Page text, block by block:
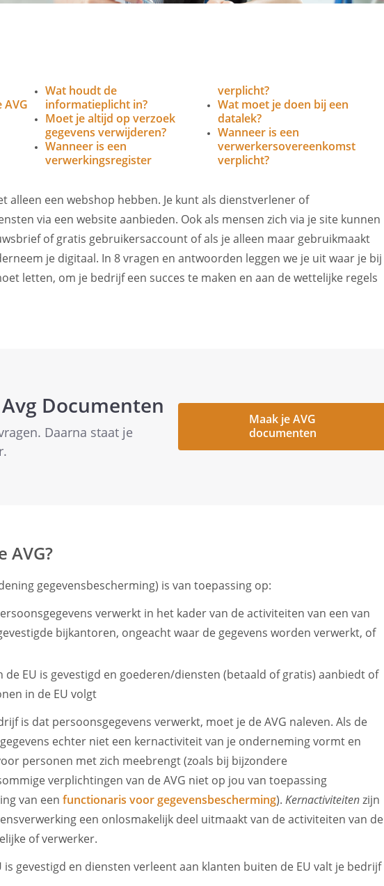
Wat houdt de
informatieplicht in?
Moet je altijd op verzoek
gegevens verwijderen?
Wanneer is een
verwerkingsregister
verplicht?
Wat moet je doen bij een
datalek?
Wanneer is een
verwerkersovereenkomst
verplicht?
alleen een webshop hebben. Je kunt als dienstverlener of
via een website aanbieden. Ook als mensen zich via je site kunnen
of gratis gebruikersaccount of als je alleen maar gebruikmaakt
je digitaal. In 8 vragen en antwoorden leggen we je uit waar je bij
letten, om je bedrijf een succes te maken en aan de wettelijke regels
Documenten
Daarna staat je
Maak je AVG
documenten
AVG?
gegevensbescherming) is van toepassing op:
verwerkt in het kader van de activiteiten van een van
bijkantoren, ongeacht waar de gegevens worden verwerkt, of
EU is gevestigd en goederen/diensten (betaald of gratis) aanbiedt of
in de EU volgt
is dat persoonsgegevens verwerkt, moet je de AVG naleven. Als de
echter niet een kernactiviteit van je onderneming vormt en
personen met zich meebrengt (zoals bij bijzondere
verplichtingen van de AVG niet op jou van toepassing
van een functionaris voor gegevensbescherming). Kernactiviteitenzijn
een onlosmakelijk deel uitmaakt van de activiteiten van de
of verwerker.
is gevestigd en diensten verleent aan klanten buiten de EU valt je bedrijf